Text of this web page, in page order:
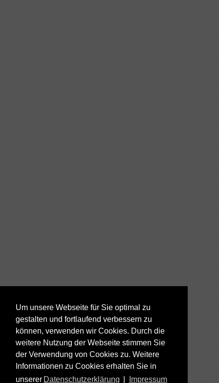
Um unsere Webseite für Sie optimal zu
gestalten und fortlaufend verbessern zu
können, verwenden wir Cookies. Durch die
weitere Nutzung der Webseite stimmen Sie
der Verwendung von Cookies zu. Weitere
Informationen zu Cookies erhalten Sie in
unserer Datenschutzerklärung Impressum